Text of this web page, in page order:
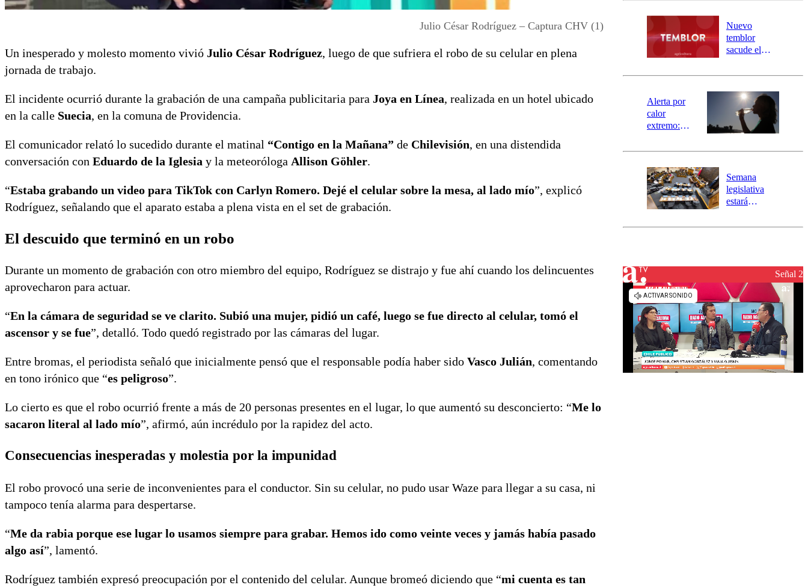
Julio César Rodríguez – Captura CHV (1)
Un inesperado y molesto momento vivió Julio César Rodríguez, luego de que sufriera el robo de su celular en plena
jornada de trabajo.
El incidente ocurrió durante la grabación de una campaña publicitaria para Joya en Línea, realizada en un hotel ubicado
en la calle Suecia, en la comuna de Providencia.
El comunicador relató lo sucedido durante el matinal “Contigo en la Mañana” de Chilevisión, en una distendida
conversación con Eduardo de la Iglesia y la meteoróloga Allison Göhler.
“Estaba grabando un video para TikTok con Carlyn Romero. Dejé el celular sobre la mesa, al lado mío”, explicó
Rodríguez, señalando que el aparato estaba a plena vista en el set de grabación.
El descuido que terminó en un robo
Durante un momento de grabación con otro miembro del equipo, Rodríguez se distrajo y fue ahí cuando los delincuentes
aprovecharon para actuar.
“En la cámara de seguridad se ve clarito. Subió una mujer, pidió un café, luego se fue directo al celular, tomó el
ascensor y se fue”, detalló. Todo quedó registrado por las cámaras del lugar.
Entre bromas, el periodista señaló que inicialmente pensó que el responsable podía haber sido Vasco Julián, comentando
en tono irónico que “es peligroso”.
Lo cierto es que el robo ocurrió frente a más de 20 personas presentes en el lugar, lo que aumentó su desconcierto: “Me lo
sacaron literal al lado mío”, afirmó, aún incrédulo por la rapidez del acto.
Consecuencias inesperadas y molestia por la impunidad
El robo provocó una serie de inconvenientes para el conductor. Sin su celular, no pudo usar Waze para llegar a su casa, ni
tampoco tenía alarma para despertarse.
“Me da rabia porque ese lugar lo usamos siempre para grabar. Hemos ido como veinte veces y jamás había pasado
algo así”, lamentó.
Rodríguez también expresó preocupación por el contenido del celular. Aunque bromeó diciendo que “mi cuenta es tan
río Damas:
activa
mensajería
SAE
Nuevo
temblor
sacude el
revisa la
epicentro
Alerta por
calor
extremo:
activa Alerta
Preventiva en
tres comunas
Semana
legislativa
estará
el fin de la
reconstrucciónSeñal 2